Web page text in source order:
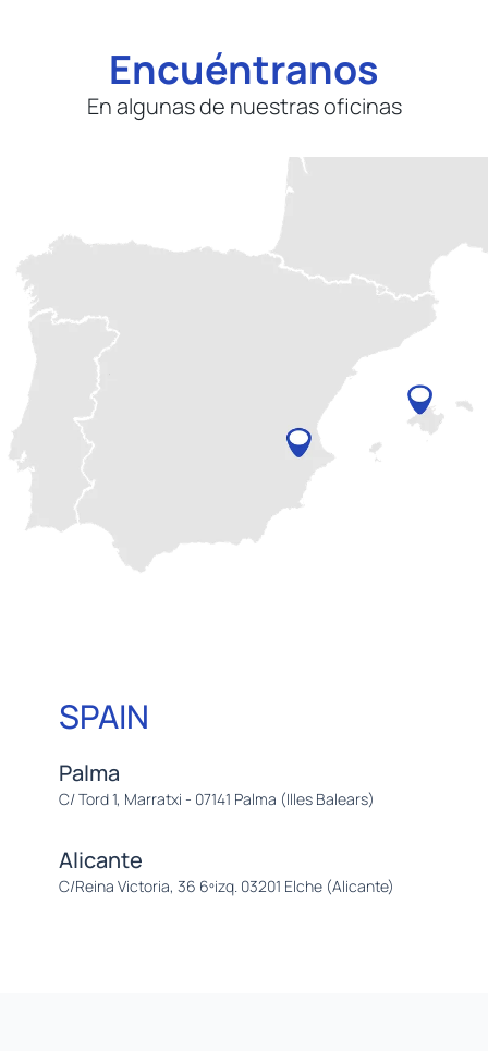
Encuéntranos
En algunas de nuestras oficinas
SPAIN
Palma
C/ Tord 1, Marratxi - 07141 Palma (Illes Balears)
Alicante
C/Reina Victoria, 36 6ºizq. 03201 Elche (Alicante)